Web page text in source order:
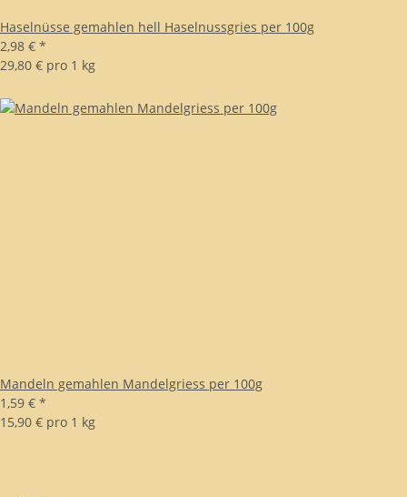
Haselnüsse gemahlen hell Haselnussgries per 100g
2,98 € *
29,80 € pro 1 kg
Mandeln gemahlen Mandelgriess per 100g
1,59 € *
15,90 € pro 1 kg